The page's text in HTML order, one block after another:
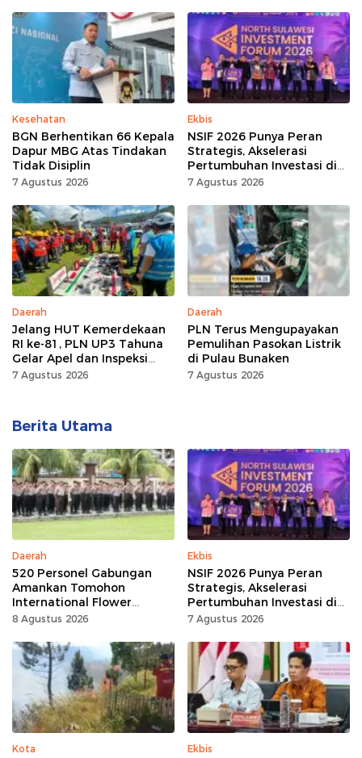
Kesehatan
BGN Berhentikan 66 Kepala
Dapur MBG Atas Tindakan
Tidak Disiplin
7 Agustus 2026
Ekbis
NSIF 2026 Punya Peran
Strategis, Akselerasi
Pertumbuhan Investasi di
Sulut
7 Agustus 2026
Daerah
Jelang HUT Kemerdekaan
RI ke-81, PLN UP3 Tahuna
Gelar Apel dan Inspeksi
Peralatan, Pastikan
7 Agustus 2026
Daerah
PLN Terus Mengupayakan
Pemulihan Pasokan Listrik
di Pulau Bunaken
7 Agustus 2026
Berita Utama
Daerah
520 Personel Gabungan
Amankan Tomohon
International Flower
Festival
8 Agustus 2026
Ekbis
NSIF 2026 Punya Peran
Strategis, Akselerasi
Pertumbuhan Investasi di
Sulut
7 Agustus 2026
Kota Ekbis